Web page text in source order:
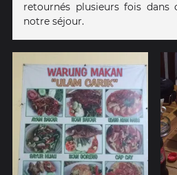
retournés plusieurs fois dans
notre séjour.